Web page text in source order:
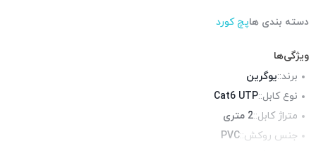
دسته بندی هاپچ کورد
ویژگی‌ها
برند::یوگرین
نوع کابل::Cat6 UTP
متراژ کابل::2 متری
جنس روکش::PVC